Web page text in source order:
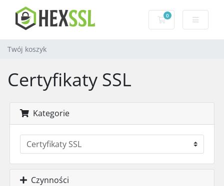
0
Twój koszyk
Twój koszyk
Certyfikaty SSL
Kategorie
Czynności